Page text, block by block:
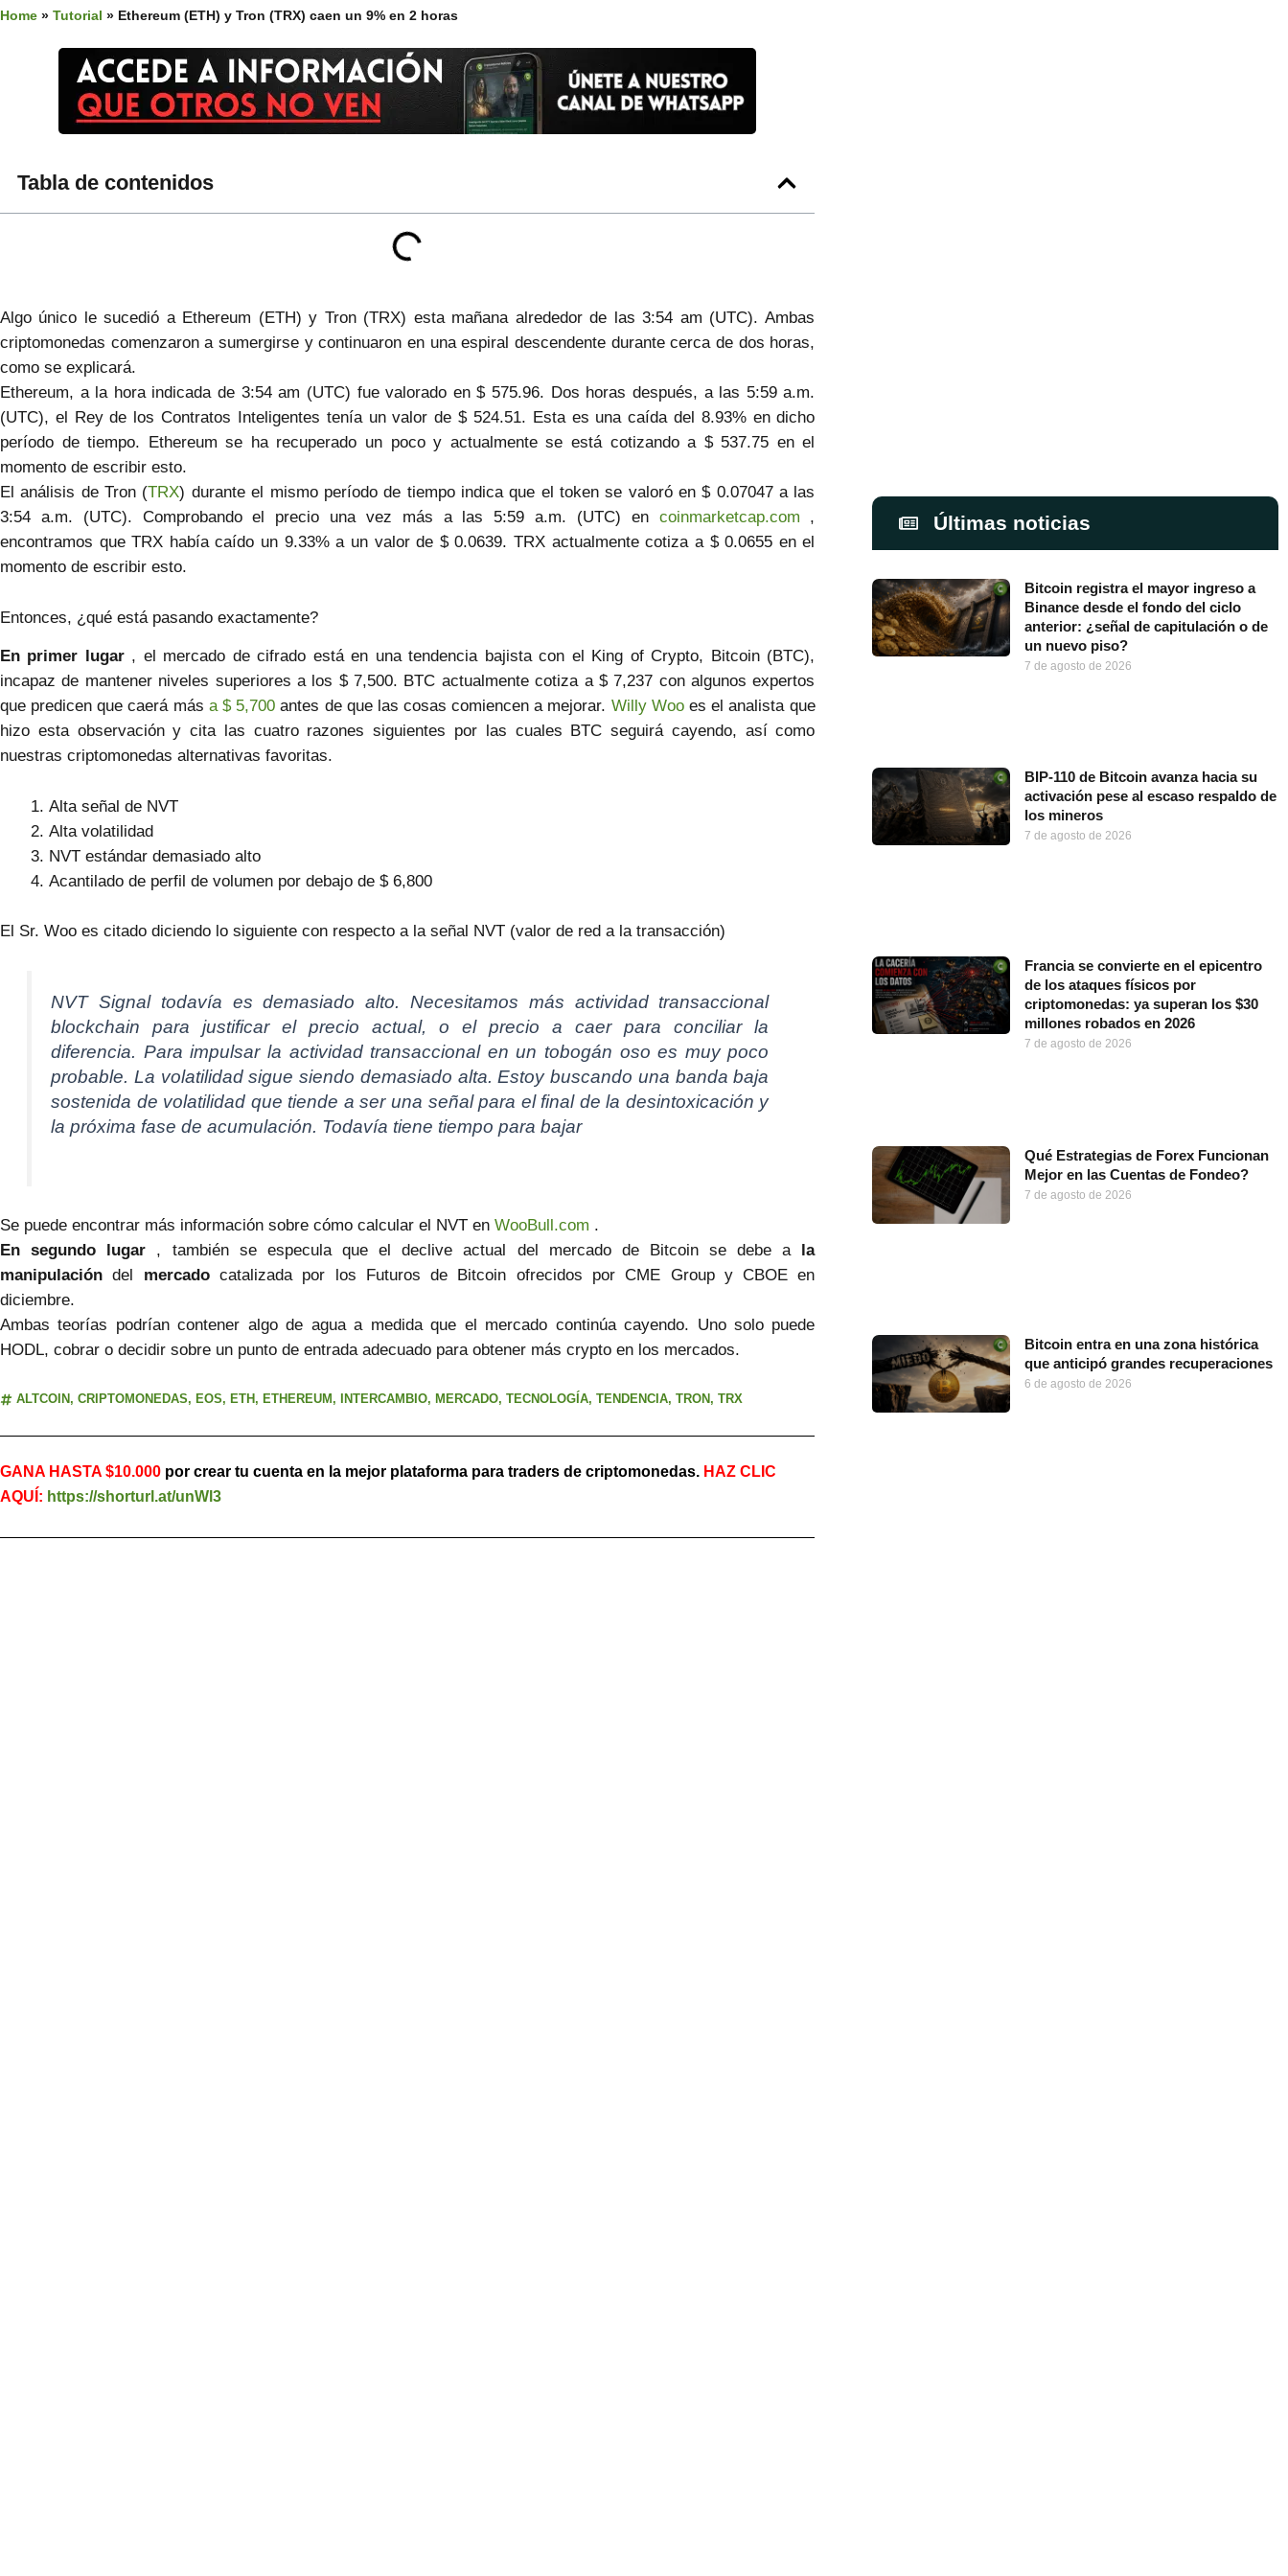
Home » Tutorial » Ethereum (ETH) y Tron (TRX) caen un 9% en 2 horas
Tabla de contenidos
Algo único le sucedió a Ethereum (ETH) y Tron (TRX) esta mañana alrededor de las 3:54 am (UTC). Ambas
criptomonedas comenzaron a sumergirse y continuaron en una espiral descendente durante cerca de dos horas,
como se explicará.
Ethereum, a la hora indicada de 3:54 am (UTC) fue valorado en $ 575.96. Dos horas después, a las 5:59 a.m.
(UTC), el Rey de los Contratos Inteligentes tenía un valor de $ 524.51. Esta es una caída del 8.93% en dicho
período de tiempo. Ethereum se ha recuperado un poco y actualmente se está cotizando a $ 537.75 en el
momento de escribir esto.
El análisis de Tron (TRX) durante el mismo período de tiempo indica que el token se valoró en $ 0.07047 a las
3:54 a.m. (UTC). Comprobando el precio una vez más a las 5:59 a.m. (UTC) en coinmarketcap.com ,
encontramos que TRX había caído un 9.33% a un valor de $ 0.0639. TRX actualmente cotiza a $ 0.0655 en el
momento de escribir esto.
Entonces, ¿qué está pasando exactamente?
En primer lugar , el mercado de cifrado está en una tendencia bajista con el King of Crypto, Bitcoin (BTC),
incapaz de mantener niveles superiores a los $ 7,500. BTC actualmente cotiza a $ 7,237 con algunos expertos
que predicen que caerá más a $ 5,700 antes de que las cosas comiencen a mejorar. Willy Wooes el analista que
hizo esta observación y cita las cuatro razones siguientes por las cuales BTC seguirá cayendo, así como
nuestras criptomonedas alternativas favoritas.
Alta señal de NVT
Alta volatilidad
NVT estándar demasiado alto
Acantilado de perfil de volumen por debajo de $ 6,800
El Sr. Woo es citado diciendo lo siguiente con respecto a la señal NVT (valor de red a la transacción)
NVT Signal todavía es demasiado alto. Necesitamos más actividad transaccional
blockchain para justificar el precio actual, o el precio a caer para conciliar la
diferencia. Para impulsar la actividad transaccional en un tobogán oso es muy poco
probable. La volatilidad sigue siendo demasiado alta. Estoy buscando una banda baja
sostenida de volatilidad que tiende a ser una señal para el final de la desintoxicación y
la próxima fase de acumulación. Todavía tiene tiempo para bajar
Se puede encontrar más información sobre cómo calcular el NVT en WooBull.com .
En segundo lugar , también se especula que el declive actual del mercado de Bitcoin se debe a
la
manipulación del mercadocatalizada por los Futuros de Bitcoin ofrecidos por CME Group y CBOE en
diciembre.
Ambas teorías podrían contener algo de agua a medida que el mercado continúa cayendo. Uno solo puede
HODL, cobrar o decidir sobre un punto de entrada adecuado para obtener más crypto en los mercados.
ALTCOIN , CRIPTOMONEDAS, EOS, ETH , ETHEREUM , INTERCAMBIO, MERCADO, TECNOLOGÍA, TENDENCIA, TRON , TRX
GANA HASTA $10.000 por crear tu cuenta en la mejor plataforma para traders de criptomonedas. HAZ CLIC
AQUÍ: https://shorturl.at/unWl3
Últimas noticias
Bitcoin registra el mayor ingreso a
Binance desde el fondo del ciclo
anterior: ¿señal de capitulación o de
un nuevo piso?
7 de agosto de 2026
BIP-110 de Bitcoin avanza hacia su
activación pese al escaso respaldo de
los mineros
7 de agosto de 2026
Francia se convierte en el epicentro
de los ataques físicos por
criptomonedas: ya superan los $30
millones robados en 2026
7 de agosto de 2026
Qué Estrategias de Forex Funcionan
Mejor en las Cuentas de Fondeo?
7 de agosto de 2026
Bitcoin entra en una zona histórica
que anticipó grandes recuperaciones
6 de agosto de 2026